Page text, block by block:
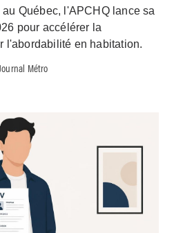
Québec, l'APCHQ lance sa
pour accélérer la
l'abordabilité en habitation.
Métro